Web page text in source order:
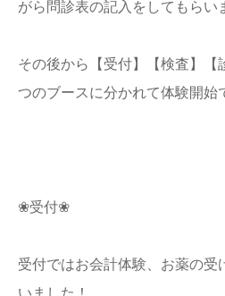
がら問診表の記入をしてもらい
その後から【受付】【検査】【
つのブースに分かれて体験開始
❀受付❀
受付ではお会計体験、お薬の受
いました！